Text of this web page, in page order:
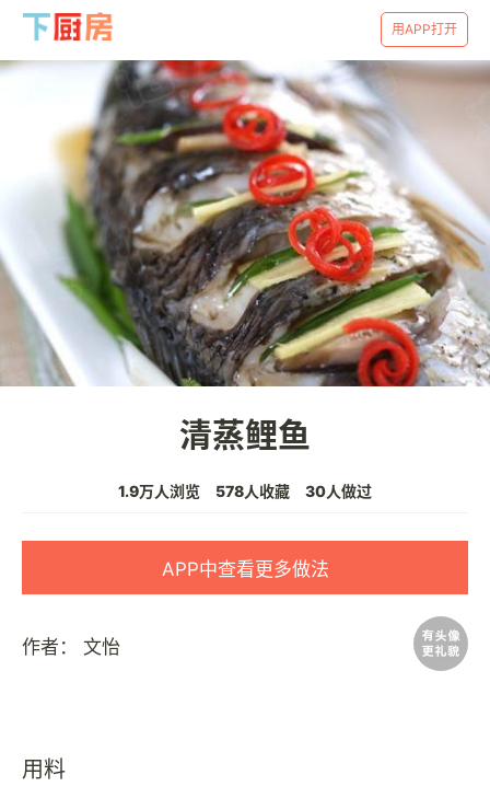
用APP打开
清蒸鲤鱼
1.9万人浏览 578人收藏 30人做过
APP中查看更多做法
作者： 文怡
用料